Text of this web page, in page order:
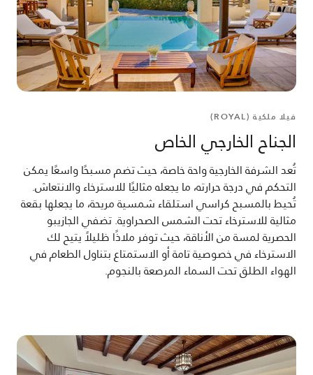
فيلا ملكية (ROYAL)
الجناح الخارجي الخاص
تُعد الشرفة الخارجية واحة خاصة، حيث تضم مسبحًا واسعًا يمكن
التحكم في درجة حرارته، ما يجعله مثاليًا للاسترخاء والانتعاش.
تُحيط بالمسبح كراسي استلقاء شمسية مريحة، ما يجعلها بقعة
مثالية للاسترخاء تحت الشمس الصحراوية. تضفي الجازيبو
الحصرية لمسة من الأناقة، حيث توفر ملاذًا ظليلاً يتيح لك
الاسترخاء في خصوصية تامة أو الاستمتاع بتناول الطعام في
الهواء الطلق تحت السماء المرصعة بالنجوم.